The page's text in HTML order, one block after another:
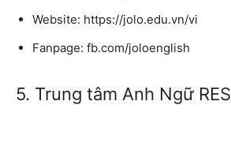
Website: https://jolo.edu.vn/vi
Fanpage: fb.com/joloenglish
5. Trung tâm Anh Ngữ RES